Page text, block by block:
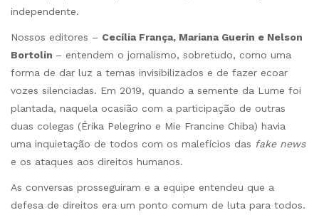
independente.
Nossos editores – Cecília França, Mariana Guerin e Nelson
Bortolin – entendem o jornalismo, sobretudo, como uma
forma de dar luz a temas invisibilizados e de fazer ecoar
vozes silenciadas. Em 2019, quando a semente da Lume foi
plantada, naquela ocasião com a participação de outras
duas colegas (Érika Pelegrino e Mie Francine Chiba) havia
uma inquietação de todos com os malefícios das fake news
e os ataques aos direitos humanos.
As conversas prosseguiram e a equipe entendeu que a
defesa de direitos era um ponto comum de luta para todos.